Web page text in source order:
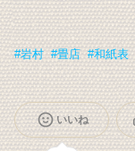
#岩村 #畳店 #和紙表
いいね